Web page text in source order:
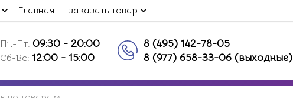
Главная заказать товар
Пн-Пт: 09:30 - 20:00
Сб-Вс: 12:00 - 15:00
8 (495) 142-78-05
8 (977) 658-33-06 (выходные)